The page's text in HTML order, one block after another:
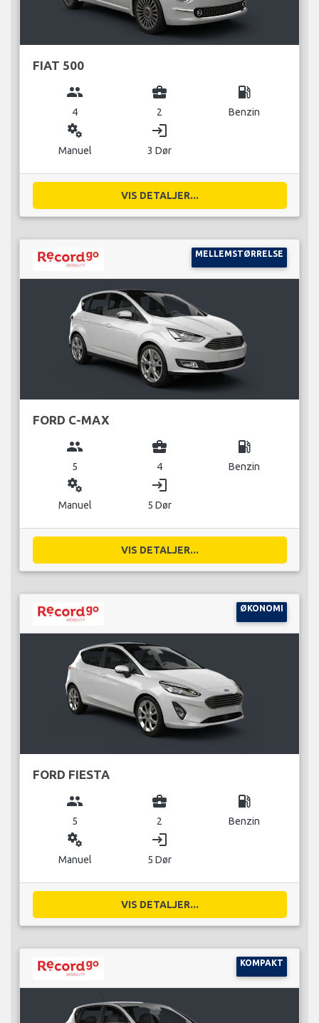
FIAT 500
group
4
business_center
2
local_gas_station
Benzin
miscellaneous_services
Manuel
login
3 Dør
VIS DETALJER...
MELLEMSTØRRELSE
FORD C-MAX
group
5
business_center
4
local_gas_station
Benzin
miscellaneous_services
Manuel
login
5 Dør
VIS DETALJER...
ØKONOMI
FORD FIESTA
group
5
business_center
2
local_gas_station
Benzin
miscellaneous_services
Manuel
login
5 Dør
VIS DETALJER...
KOMPAKT